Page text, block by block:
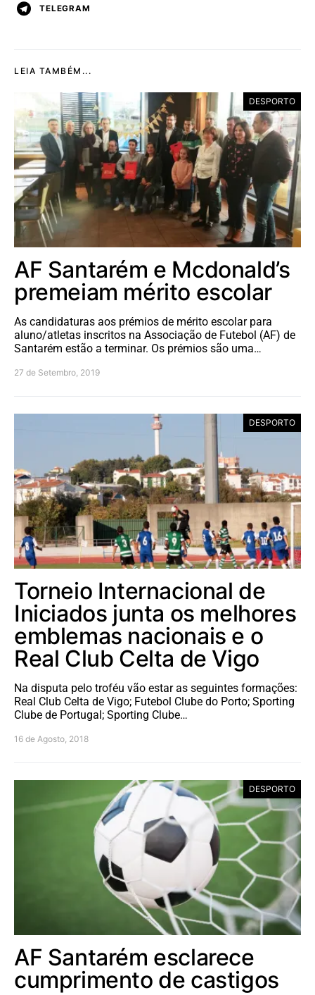
TELEGRAM
LEIA TAMBÉM...
DESPORTO
AF Santarém e Mcdonald’s
premeiam mérito escolar
As candidaturas aos prémios de mérito escolar para
aluno/atletas inscritos na Associação de Futebol (AF) de
Santarém estão a terminar. Os prémios são uma…
27 de Setembro, 2019
DESPORTO
Torneio Internacional de
Iniciados junta os melhores
emblemas nacionais e o
Real Club Celta de Vigo
Na disputa pelo troféu vão estar as seguintes formações:
Real Club Celta de Vigo; Futebol Clube do Porto; Sporting
Clube de Portugal; Sporting Clube…
16 de Agosto, 2018
DESPORTO
AF Santarém esclarece
cumprimento de castigos